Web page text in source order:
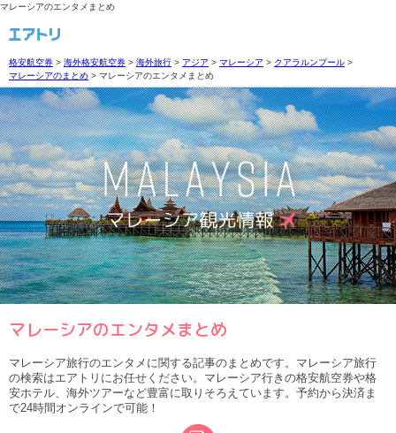
マレーシアのエンタメまとめ
格安航空券 > 海外格安航空券 > 海外旅行 > アジア > マレーシア > クアラルンプール >
マレーシアのまとめ > マレーシアのエンタメまとめ
マレーシアのエンタメまとめ
マレーシア旅行のエンタメに関する記事のまとめです。マレーシア旅行
の検索はエアトリにお任せください。マレーシア行きの格安航空券や格
安ホテル、海外ツアーなど豊富に取りそろえています。予約から決済ま
で24時間オンラインで可能！